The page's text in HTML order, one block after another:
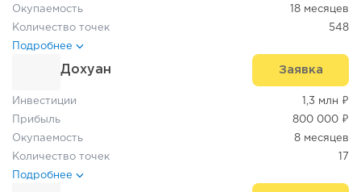
Окупаемость 18 месяцев
Количество точек 548
Подробнее
Дохуан Заявка
Инвестиции 1,3 млн ₽
Прибыль 800 000 ₽
Окупаемость 8 месяцев
Количество точек 17
Подробнее